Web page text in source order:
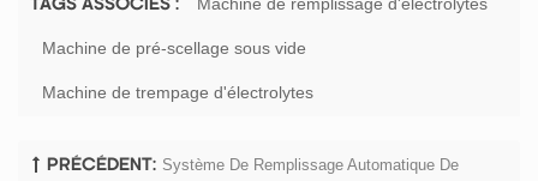
TAGS ASSOCIÉS :
Machine de pré-scellage sous vide
Machine de trempage d'électrolytes
PRÉCÉDENT: Système De Remplissage Automatique De